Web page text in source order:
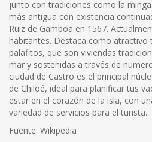
junto con tradiciones como la
más antigua con existencia
Ruiz de Gamboa en 1567.
habitantes. Destaca como atractivo
palafitos, que son viviendas
mar y sostenidas a través de
ciudad de Castro es el principal
de Chiloé, ideal para planificar tus
estar en el corazón de la isla, con
variedad de servicios para el turista.
Fuente: Wikipedia